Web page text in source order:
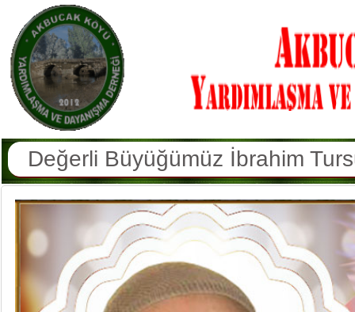
Değerli Büyüğümüz Hatun
Köyümüz Sakinlerinden Hamdi
Değerli Büyüğümüz Şekernaz
Değerli Büyüğümüz Azmi
Değerli Büyüğümüz Memduha